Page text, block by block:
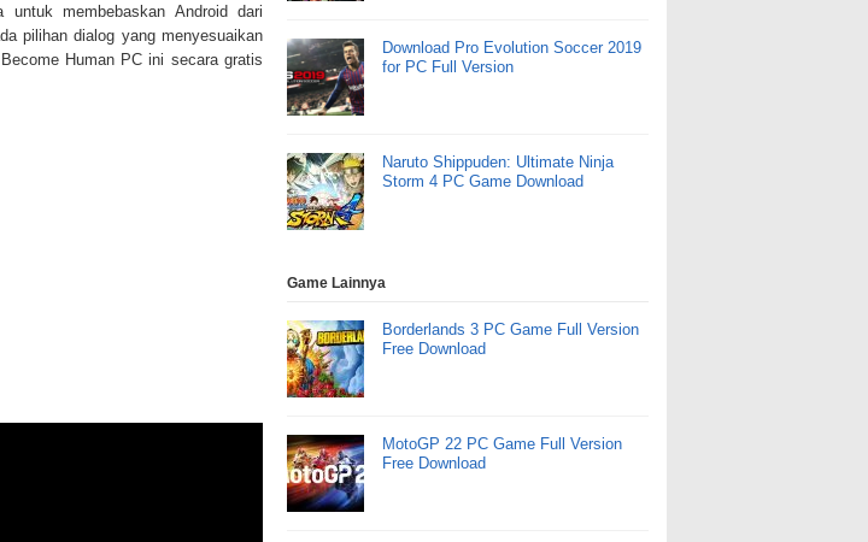
untuk membebaskan Android dari
pilihan dialog yang menyesuaikan
Human PC ini secara gratis
Download Pro Evolution Soccer 2019
for PC Full Version
Naruto Shippuden: Ultimate Ninja
Storm 4 PC Game Download
Game Lainnya
Borderlands 3 PC Game Full Version
Free Download
MotoGP 22 PC Game Full Version
Free Download